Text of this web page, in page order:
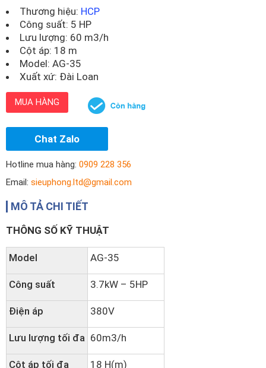
Thương hiệu: HCP
Công suất: 5 HP
Lưu lượng: 60 m3/h
Cột áp: 18 m
Model: AG-35
Xuất xứ: Đài Loan
MUA HÀNG
Chat Zalo
Hotline mua hàng: 0909 228 356
Email: sieuphong.ltd@gmail.com
MÔ TẢ CHI TIẾT
THÔNG SỐ KỸ THUẬT
Model AG-35
Công suất 3.7kW – 5HP
Điện áp 380V
Lưu lượng tối đa 60m3/h
Cột áp tối đa 18 H(m)